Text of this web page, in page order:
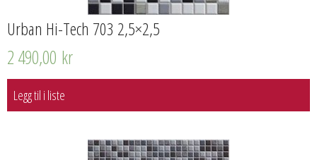
Urban Hi-Tech 703 2,5×2,5
2 490,00 kr
Legg til i liste